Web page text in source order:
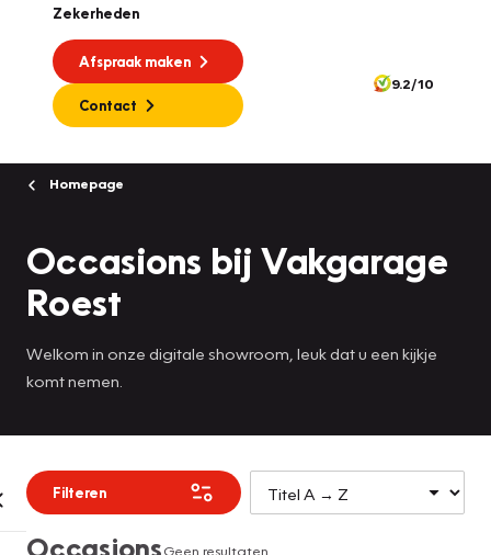
Zekerheden
Afspraak maken
Contact
9.2/10
Homepage
Occasions bij Vakgarage
Roest
Welkom in onze digitale showroom, leuk dat u een kijkje
komt nemen.
Filteren
OccasionsGeen resultaten